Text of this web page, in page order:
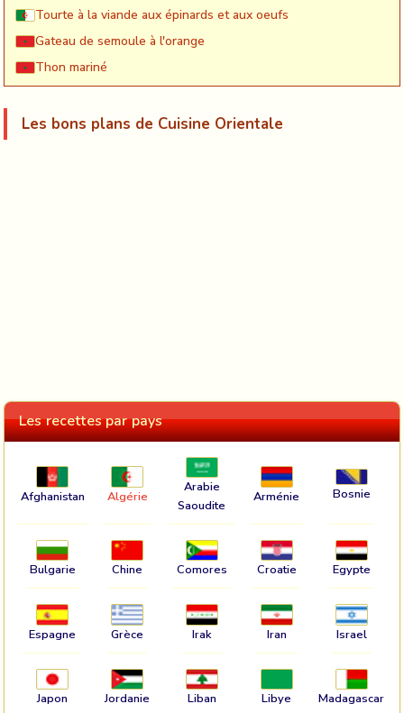
Tourte à la viande aux épinards et aux oeufs
Gateau de semoule à l'orange
Thon mariné
Les bons plans de Cuisine Orientale
Les recettes par pays
Afghanistan Algérie
Arabie
Saoudite
Arménie Bosnie
Bulgarie Chine Comores Croatie Egypte
Espagne Grèce Irak Iran Israel
Japon Jordanie Liban Libye Madagascar